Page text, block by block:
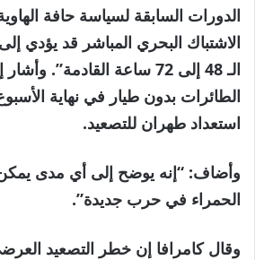
الدورات السابقة لسياسة حافة
الاشتباك البحري المباشر قد يؤدي
الـ 48 إلى 72 ساعة القادمة”.
الطائرات بدون طيار في نهاية
استعداد طهران للتصعيد.
وأضاف: “إنه يوضح إلى أي مدى
الحمراء في حرب جديدة”.
وقال كامرافا إن خطر التصعيد